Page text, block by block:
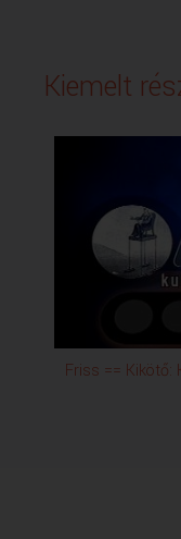
Kiemelt
Friss == Kikötő: